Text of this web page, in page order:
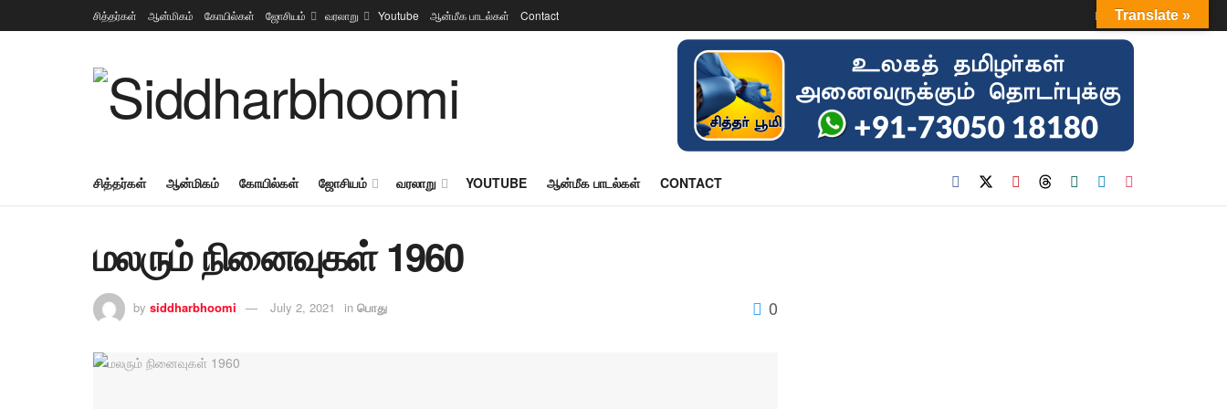
சித்தர்கள் ஆன்மிகம் கோயில்கள் ஜோசியம் வரலாறு Youtube ஆன்மீக பாடல்கள் Contact Login
சித்தர்கள் ஆன்மிகம் கோயில்கள் ஜோசியம் வரலாறு YOUTUBE ஆன்மீக பாடல்கள் CONTACT
மலரும் நினைவுகள் 1960
by siddharbhoomi July 2, 2021 in பொது 0
Translate »